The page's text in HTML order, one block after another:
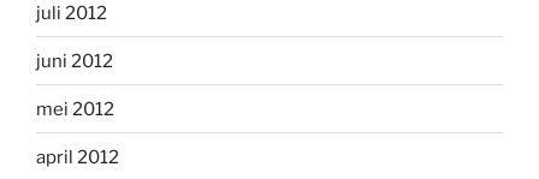
juli 2012
juni 2012
mei 2012
april 2012